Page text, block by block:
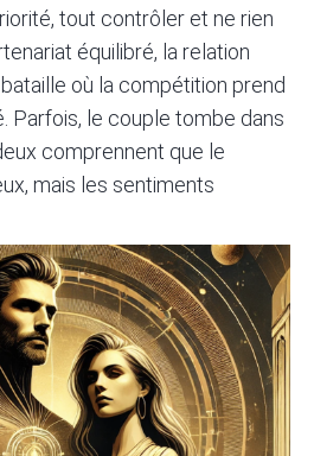
tout contrôler et ne rien
équilibré, la relation
où la compétition prend
Parfois, le couple tombe dans
comprennent que le
mais les sentiments